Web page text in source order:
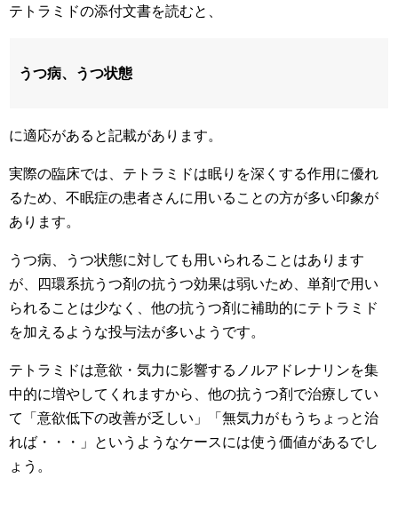
テトラミドの添付文書を読むと、
うつ病、うつ状態
に適応があると記載があります。
実際の臨床では、テトラミドは眠りを深くする作用に優れ
るため、不眠症の患者さんに用いることの方が多い印象が
あります。
うつ病、うつ状態に対しても用いられることはあります
が、四環系抗うつ剤の抗うつ効果は弱いため、単剤で用い
られることは少なく、他の抗うつ剤に補助的にテトラミド
を加えるような投与法が多いようです。
テトラミドは意欲・気力に影響するノルアドレナリンを集
中的に増やしてくれますから、他の抗うつ剤で治療してい
て「意欲低下の改善が乏しい」「無気力がもうちょっと治
れば・・・」というようなケースには使う価値があるでし
ょう。